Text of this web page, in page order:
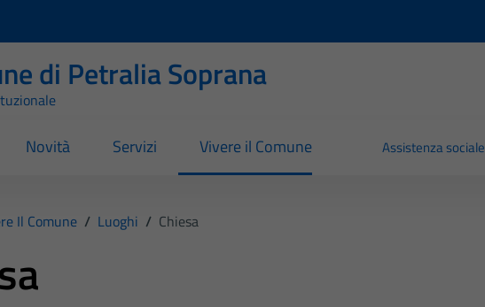
di Petralia Soprana
Novità Servizi Vivere il Comune Assistenza sociale
Il Comune / Luoghi / Chiesa